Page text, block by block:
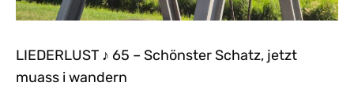
LIEDERLUST ♪ 65 – Schönster Schatz, jetzt
muass i wandern